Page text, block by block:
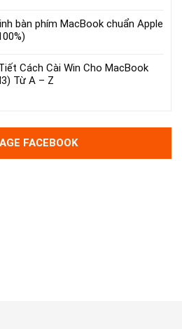
bàn phím MacBook chuẩn Apple
Cách Cài Win Cho MacBook
Từ A – Z
FACEBOOK